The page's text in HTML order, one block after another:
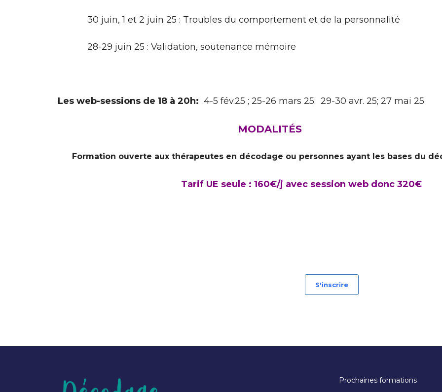
30 juin, 1 et 2 juin 25 : Troubles du comportement et de la personnalité
28-29 juin 25 : Validation, soutenance mémoire
Les web-sessions de 18 à 20h: 4-5 fév.25 ; 25-26 mars 25; 29-30 avr. 25; 27 mai 25
MODALITÉS
Formation ouverte aux thérapeutes en décodage ou personnes ayant les bases du
Tarif UE seule : 160€/j avec session web donc 320€
S'inscrire
Prochaines formations